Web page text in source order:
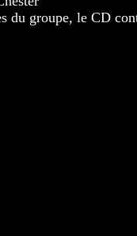
du groupe, le CD